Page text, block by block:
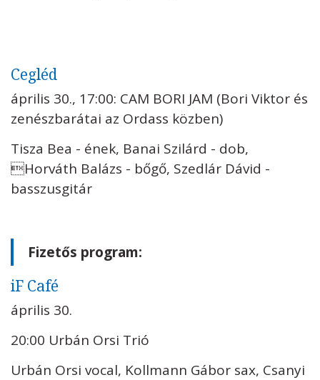
Cegléd
április 30., 17:00: CAM BORI JAM (Bori Viktor és
zenészbarátai az Ordass közben)
Tisza Bea - ének, Banai Szilárd - dob,
Horváth Balázs - bőgő, Szedlár Dávid -
basszusgitár
Fizetős program:
iF Café
április 30.
20:00 Urbán Orsi Trió
Urbán Orsi vocal, Kollmann Gábor sax, Csanyi